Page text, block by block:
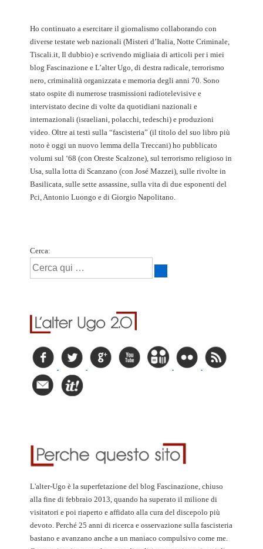
Ho continuato a esercitare il giornalismo collaborando con
diverse testate web nazionali (Misteri d’Italia, Notte Criminale,
Tiscali.it, Il dubbio) e scrivendo migliaia di articoli per i miei
blog Fascinazione e L’alter Ugo, di destra radicale, terrorismo
nero, criminalità organizzata e memoria degli anni 70. Sono
stato ospite di numerose trasmissioni radiotelevisive e
intervistato decine di volte da quotidiani nazionali e
internazionali (israeliani, polacchi, tedeschi) e produzioni
video. Oltre ai testi sulla “fascisteria” (il titolo del suo libro più
noto è oggi un nuovo lemma della Treccani) ho pubblicato
volumi sul ‘68 (con Oreste Scalzone), sul terrorismo religioso in
Usa, sulla lotta di Scanzano (con José Mazzei), sulle rivolte in
Basilicata, sulle sette assassine, sulla vita di due esponenti del
Pci, Antonio Luongo e di Giorgio Napolitano.
Cerca:
L'alter-Ugo è la superfetazione del blog Fascinazione, chiuso
alla fine di febbraio 2013, quando ha superato il milione di
visitatori e poi riaperto e affidato alla cura del discepolo più
devoto. Perché 25 anni di ricerca e osservazione sulla fascisteria
bastano e avanzano anche a un maniaco compulsivo come me.